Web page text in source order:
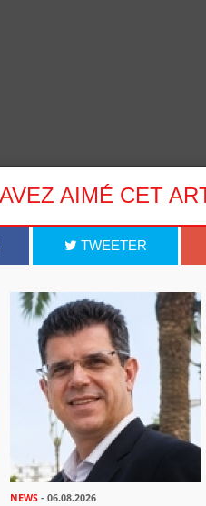
AIMÉ CET
TWEETER
NEWS - 06.08.2026